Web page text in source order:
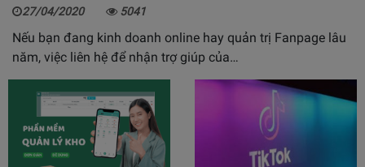
27/04/2020 5041
Nếu bạn đang kinh doanh online hay quản trị Fanpage lâu
năm, việc liên hệ để nhận trợ giúp của…